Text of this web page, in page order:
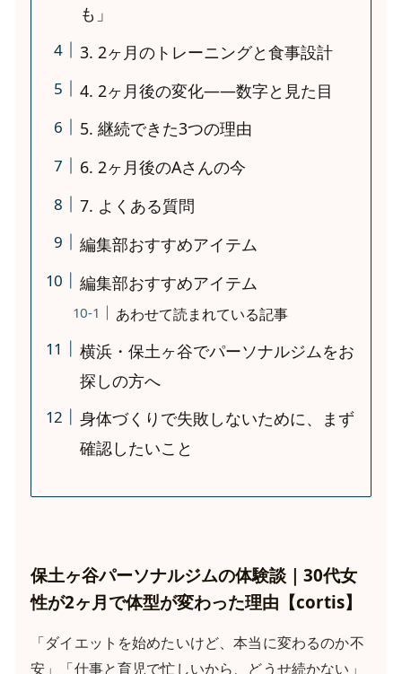
も」
3. 2ヶ月のトレーニングと食事設計
4. 2ヶ月後の変化——数字と見た目
5. 継続できた3つの理由
6. 2ヶ月後のAさんの今
7. よくある質問
編集部おすすめアイテム
編集部おすすめアイテム
あわせて読まれている記事
横浜・保土ヶ谷でパーソナルジムをお
探しの方へ
身体づくりで失敗しないために、まず
確認したいこと
保土ヶ谷パーソナルジムの体験談｜30代女
性が2ヶ月で体型が変わった理由【cortis】
「ダイエットを始めたいけど、本当に変わるのか不
安」「仕事と育児で忙しいから、どうせ続かない」